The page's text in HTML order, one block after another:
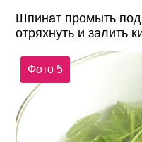
Шпинат промыть
отряхнуть и залить
Фото 5